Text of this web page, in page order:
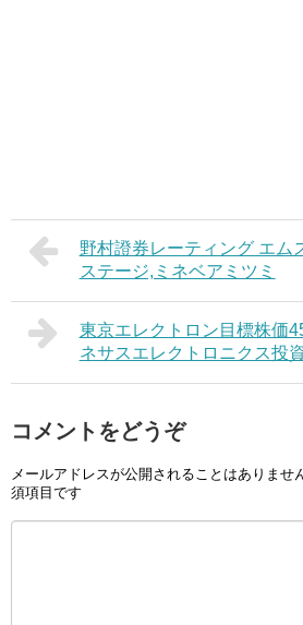
野村證券レーティング エム
ステージ,ミネベアミツミ
東京エレクトロン目標株価
ネサスエレクトロニクス投
コメントをどうぞ
メールアドレスが公開されることはありませ
須項目です